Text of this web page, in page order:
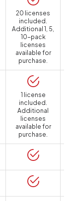
20 licenses
included.
Additional 1, 5,
10-pack
licenses
available for
purchase.
1 license
included.
Additional
licenses
available for
purchase.